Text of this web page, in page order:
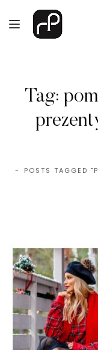
Tag:
POSTS TAGGED